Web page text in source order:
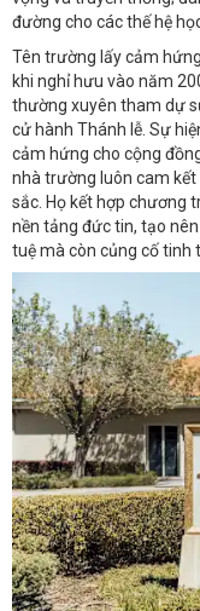
đường cho các thế hệ
Tên trường lấy cảm
khi nghỉ hưu vào năm
thường xuyên tham dự
cử hành Thánh lễ. Sự
cảm hứng cho cộng
nhà trường luôn cam
sắc. Họ kết hợp chương
nền tảng đức tin, tạo
tuệ mà còn củng cố tinh